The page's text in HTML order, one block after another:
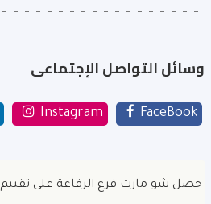
وسائل التواصل الإجتماعى
FaceBook
Instagram
حصل شو مارت فرع الرفاعة على تقييم